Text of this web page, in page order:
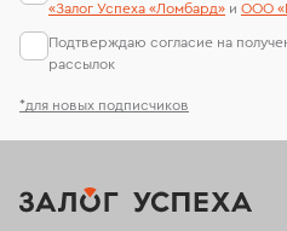
*для новых подписчиков
«Залог Успеха «Ломбард» и ООО
Подтверждаю согласие на
рассылок